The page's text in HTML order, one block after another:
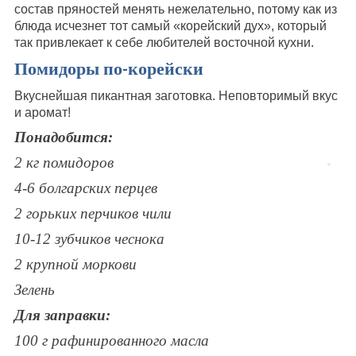
состав пряностей менять нежелательно, потому как из
блюда исчезнет тот самый «корейский дух», который
так привлекает к себе любителей восточной кухни.
Помидоры по-корейски
Вкуснейшая пикантная заготовка. Неповторимый вкус
и аромат!
Понадобится:
2 кг помидоров
4-6 болгарских перцев
2 горьких перчиков чили
10-12 зубчиков чеснока
2 крупной моркови
Зелень
Для заправки:
100 г рафинированного масла